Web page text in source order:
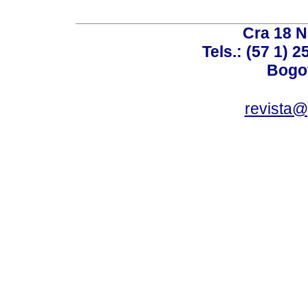
Cra 18
Tels.: (57 1)